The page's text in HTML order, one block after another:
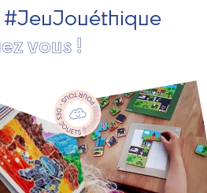
#JeuJouéthique
vous !